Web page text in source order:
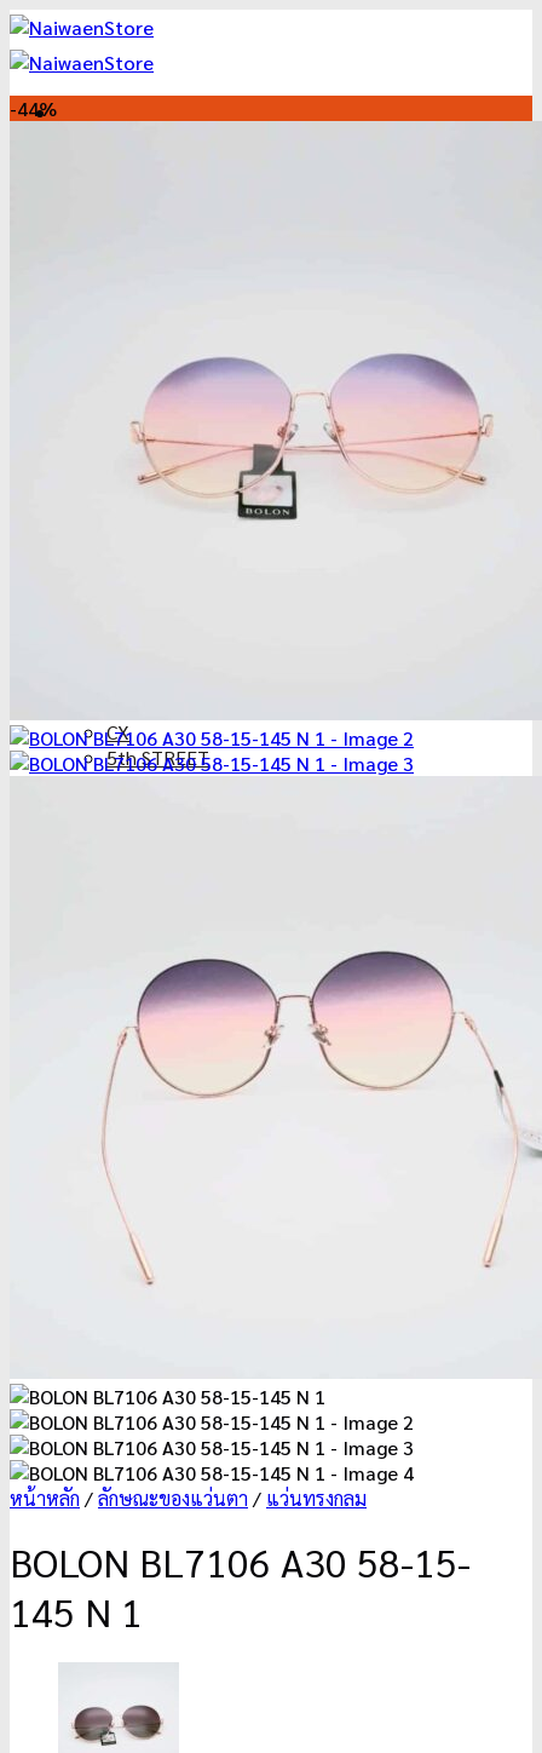
ข้าม
ไป
ยัง
เนื้อหา
Ray-Ban
BOLON
Monalisa
Casanova
Dior
CX
5th STREET
IDOL
-44%
หน้าหลัก /ลักษณะของแว่นตา / แว่นทรงกลม
BOLON BL7106 A30 58-15-
145 N 1